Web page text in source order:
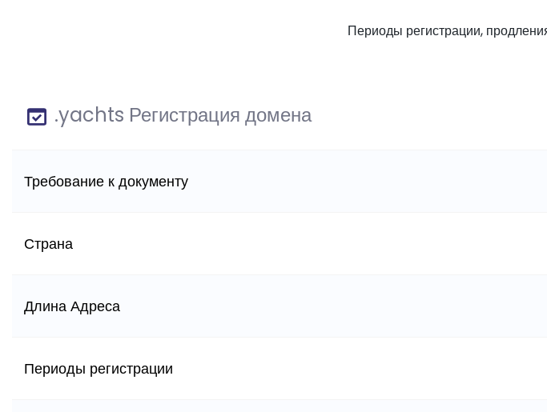
Периоды регистрации,
.yachts Регистрация домена
Требование к документу
Страна
Длина Адреса
Периоды регистрации